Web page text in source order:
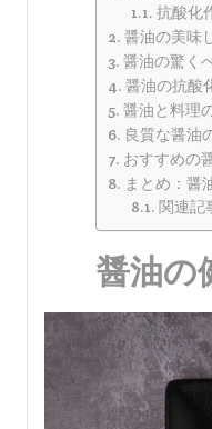
抗酸化
醤油の美味
醤油の驚く
醤油の抗酸
醤油と料理
良質な醤油
おすすめの
まとめ：醤
関連記
醤油の